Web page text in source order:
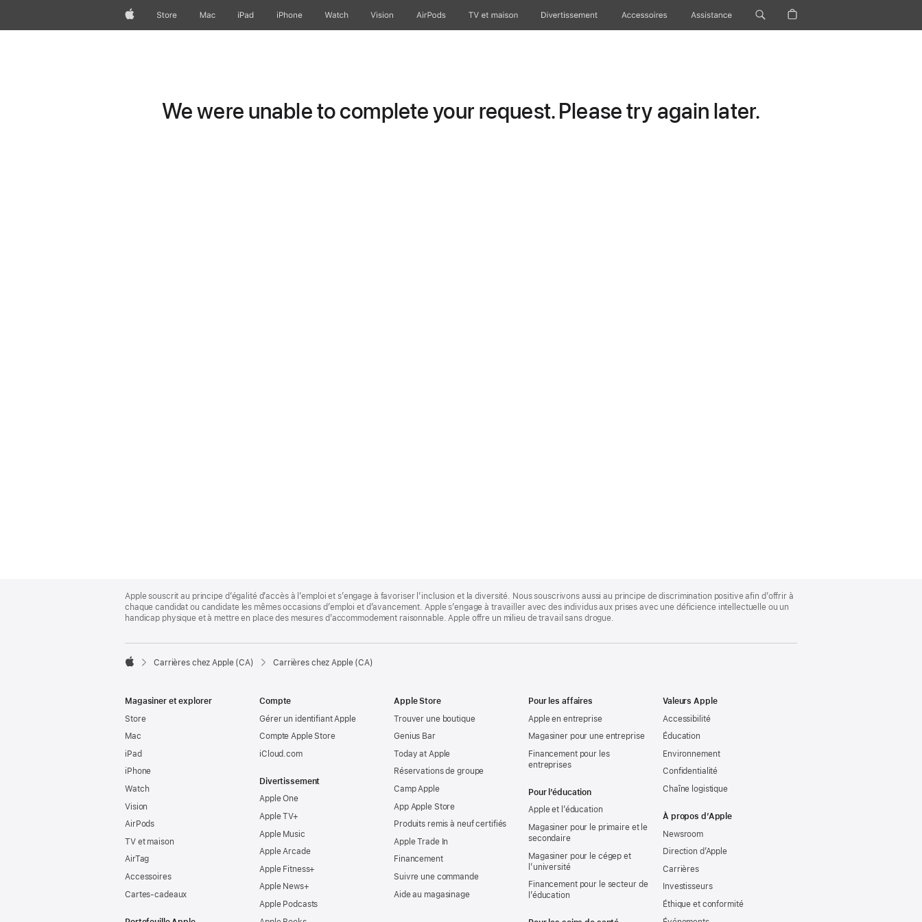
AppleStore Mac iPad iPhone Watch Vision AirPods TV et maison Divertissement Accessoires Assistance
We were unable to complete your request. Please try again later.
Footer
Apple souscrit au principe d’égalité d’accès à l’emploi et s’engage à favoriser l’inclusion et la diversité. Nous souscrivons aussi au principe de discrimination positive afin d’offrir à
chaque candidat ou candidate les mêmes occasions d’emploi et d’avancement. Apple s’engage à travailler avec des individus aux prises avec une déficience intellectuelle ou un
handicap physique et à mettre en place des mesures d’accommodement raisonnable. Apple offre un milieu de travail sans drogue.

Carrières chez Apple (CA) Carrières chez Apple (CA)
Magasiner et explorer
Store
Mac
iPad
iPhone
Watch
Vision
AirPods
TV et maison
AirTag
Accessoires
Cartes-cadeaux
Compte
Gérer un identifiant Apple
Compte Apple Store
iCloud.com
Divertissement
Apple One
Apple TV+
Apple Music
Apple Arcade
Apple Fitness+
Apple News+
Apple Podcasts
Apple Store
Trouver une boutique
Genius Bar
Today at Apple
Réservations de groupe
Camp Apple
App Apple Store
Produits remis à neuf certifiés
Apple Trade In
Financement
Suivre une commande
Aide au magasinage
Pour les affaires
Apple en entreprise
Magasiner pour une entreprise
Financement pour les
entreprises
Pour l’éducation
Apple et l’éducation
Magasiner pour le primaire et le
secondaire
Magasiner pour le cégep et
l’université
Financement pour le secteur de
l’éducation
Valeurs Apple
Accessibilité
Éducation
Environnement
Confidentialité
Chaîne logistique
À propos d’Apple
Newsroom
Direction d’Apple
Carrières
Investisseurs
Éthique et conformité